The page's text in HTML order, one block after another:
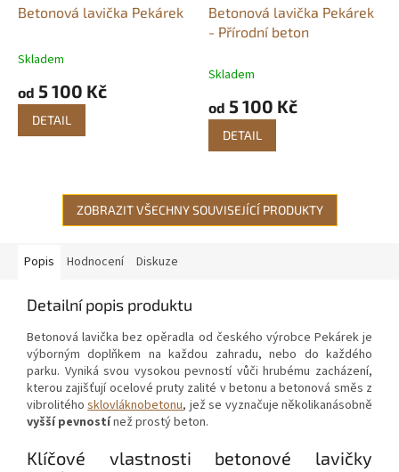
Betonová lavička Pekárek
Průměrné
produktu
Skladem
od 5 100 Kč
DETAIL
Betonová lavička Pekárek
- Přírodní beton
Skladem
od 5 100 Kč
DETAIL
ZOBRAZIT VŠECHNY SOUVISEJÍCÍ PRODUKTY
Popis Hodnocení Diskuze
Detailní popis produktu
Betonová lavička bez opěradla od českého výrobce Pekárek je
výborným doplňkem na každou zahradu, nebo do každého
parku. Vyniká svou vysokou pevností vůči hrubému zacházení,
kterou zajišťují ocelové pruty zalité v betonu a betonová směs z
vibrolitéhosklovláknobetonu, jež se vyznačuje několikanásobně
vyšší pevnostínež prostý beton.
Klíčové vlastnosti betonové lavičky